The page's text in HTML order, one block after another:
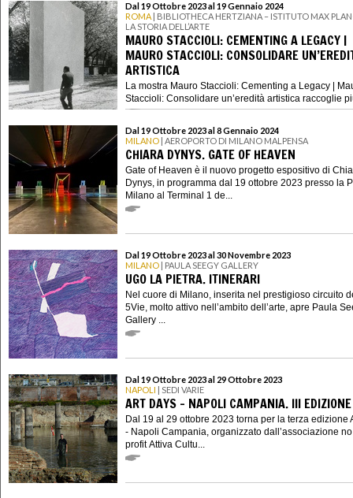
Dal 19 Ottobre 2023 al 19 Gennaio 2024
ROMA | BIBLIOTHECA HERTZIANA – ISTITUTO MAX
LA STORIA DELL’ARTE
MAURO STACCIOLI: CEMENTING A LEGACY |
MAURO STACCIOLI: CONSOLIDARE
ARTISTICA
La mostra Mauro Staccioli: Cementing a Legacy |
Staccioli: Consolidare un’eredità artistica raccoglie
Dal 19 Ottobre 2023 al 8 Gennaio 2024
MILANO | AEROPORTO DI MILANO MALPENSA
CHIARA DYNYS. GATE OF HEAVEN
Gate of Heaven è il nuovo progetto espositivo di
Dynys, in programma dal 19 ottobre 2023 presso la
Milano al Terminal 1 de...
Dal 19 Ottobre 2023 al 30 Novembre 2023
MILANO | PAULA SEEGY GALLERY
UGO LA PIETRA. ITINERARI
Nel cuore di Milano, inserita nel prestigioso circuito
5Vie, molto attivo nell’ambito dell’arte, apre Paula
Gallery ...
Dal 19 Ottobre 2023 al 29 Ottobre 2023
NAPOLI | SEDI VARIE
ART DAYS - NAPOLI CAMPANIA. III EDIZIONE
Dal 19 al 29 ottobre 2023 torna per la terza edizione
- Napoli Campania, organizzato dall’associazione no
profit Attiva Cultu...